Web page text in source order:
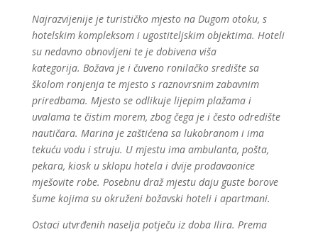
Najrazvijenije je turističko mjesto na Dugom otoku, s
hotelskim kompleksom i ugostiteljskim objektima. Hoteli
su nedavno obnovljeni te je dobivena viša
kategorija. Božava je i čuveno ronilačko središte sa
školom ronjenja te mjesto s raznovrsnim zabavnim
priredbama. Mjesto se odlikuje lijepim plažama i
uvalama te čistim morem, zbog čega je i često odredište
nautičara. Marina je zaštićena sa lukobranom i ima
tekuću vodu i struju. U mjestu ima ambulanta, pošta,
pekara, kiosk u sklopu hotela i dvije prodavaonice
mješovite robe. Posebnu draž mjestu daju guste borove
šume kojima su okruženi božavski hoteli i apartmani.
Ostaci utvrđenih naselja potječu iz doba Ilira. Prema